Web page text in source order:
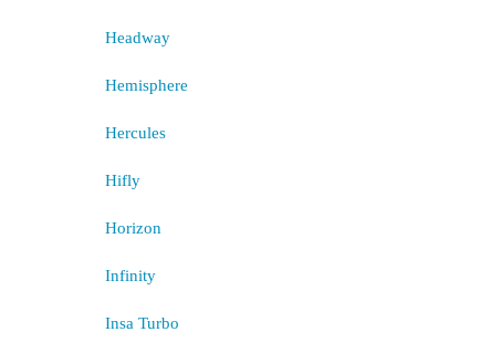
Headway
Hemisphere
Hercules
Hifly
Horizon
Infinity
Insa Turbo